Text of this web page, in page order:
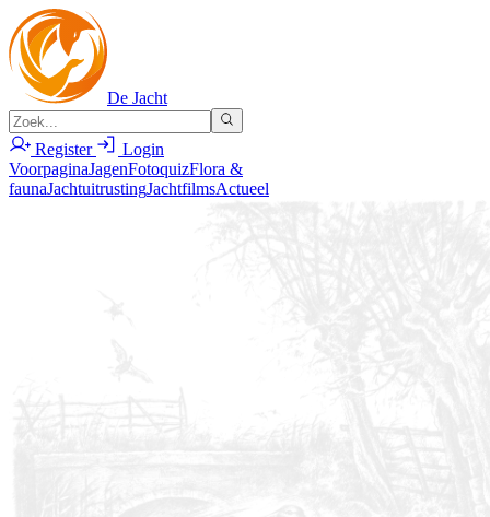
De Jacht
Register
Login
VoorpaginaJagenFotoquizFlora &
faunaJachtuitrustingJachtfilmsActueel